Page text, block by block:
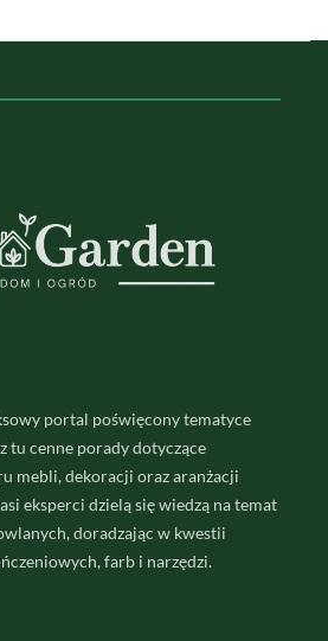
portal poświęcony tematyce
tu cenne porady dotyczące
mebli, dekoracji oraz aranżacji
eksperci dzielą się wiedzą na temat
doradzając w kwestii
farb i narzędzi.